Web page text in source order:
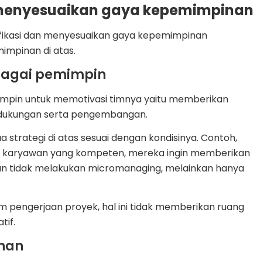
gaya kepemimpinan
dan menyesuaikan gaya kepemimpinan
di atas.
pemimpin
untuk memotivasi timnya yaitu memberikan
serta pengembangan.
strategi di atas sesuai dengan kondisinya. Contoh,
yang kompeten, mereka ingin memberikan
tidak melakukan micromanaging, melainkan hanya
pengerjaan proyek, hal ini tidak memberikan ruang